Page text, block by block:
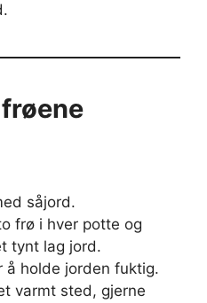
såjord.
frø i hver potte og
tynt lag jord.
å holde jorden fuktig.
varmt sted, gjerne